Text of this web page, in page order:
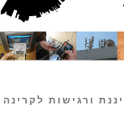
לקרינה